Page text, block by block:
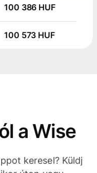
100 386 HUF
100 573 HUF
a Wise
keresel? Küldj